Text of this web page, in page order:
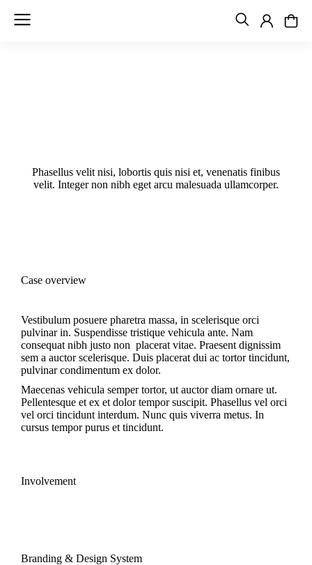
Phasellus velit nisi, lobortis quis nisi et, venenatis finibus
velit. Integer non nibh eget arcu malesuada ullamcorper.
Case overview
Vestibulum posuere pharetra massa, in scelerisque orci
pulvinar in. Suspendisse tristique vehicula ante. Nam
consequat nibh justo non placerat vitae. Praesent dignissim
sem a auctor scelerisque. Duis placerat dui ac tortor tincidunt,
pulvinar condimentum ex dolor.
Maecenas vehicula semper tortor, ut auctor diam ornare ut.
Pellentesque et ex et dolor tempor suscipit. Phasellus vel orci
vel orci tincidunt interdum. Nunc quis viverra metus. In
cursus tempor purus et tincidunt.
Involvement
Branding & Design System